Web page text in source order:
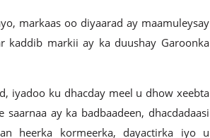
markaas oo diyaarad ay maamuleysay
kaddib markii ay ka duushay Garoonka
iyadoo ku dhacday meel u dhow xeebta
ay ka badbaadeen, dhacdadaasi
heerka kormeerka, dayactirka iyo u